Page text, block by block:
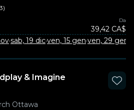
Da
39,42 CA$
·sab, 19 dic·ven, 15 gen·ven, 29 gen
& Imagine
Ottawa